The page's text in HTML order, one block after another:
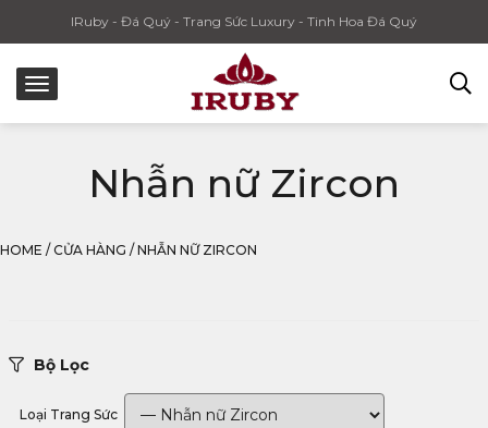
IRuby - Đá Quý - Trang Sức Luxury - Tinh Hoa Đá Quý
Nhẫn nữ Zircon
HOME / CỬA HÀNG / NHẪN NỮ ZIRCON
Bộ Lọc
Loại Trang Sức